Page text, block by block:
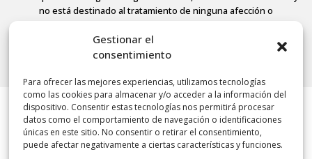
Gestionar el
consentimiento
Para ofrecer las mejores experiencias, utilizamos tecnologías
como las cookies para almacenar y/o acceder a la información del
dispositivo. Consentir estas tecnologías nos permitirá procesar
datos como el comportamiento de navegación o identificaciones
únicas en este sitio. No consentir o retirar el consentimiento,
puede afectar negativamente a ciertas características y funciones.
no está destinado al tratamiento de ninguna afección o
tanto, la Agencia no ha evaluado ninguna de las afirmaciones aquí
contenidas. Consulte a su médico si padece alguna enfermedad.
© 2026 Boost Oxygen, LLC. All Rights Reserved.
Terms Of Use
Privacy Policy